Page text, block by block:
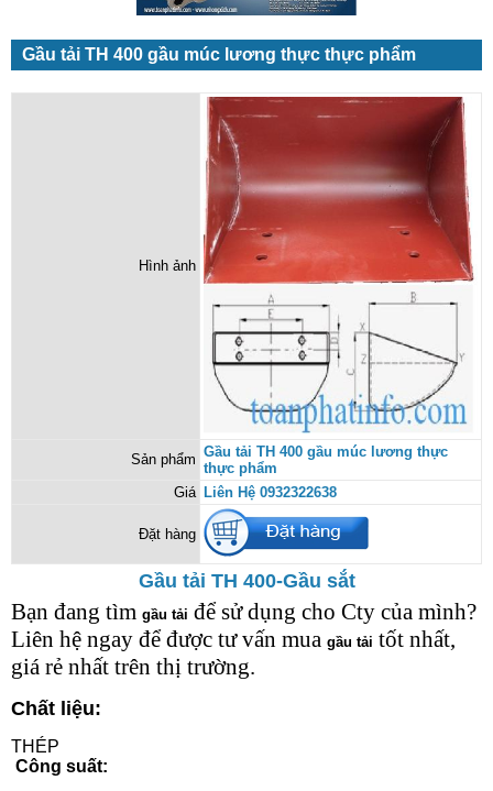
Gầu tải TH 400 gầu múc lương thực thực phẩm
Hình ảnh
Sản phẩm Gầu tải TH 400 gầu múc lương thực
thực phẩm
Giá Liên Hệ 0932322638
Đặt hàng
Gầu tải TH 400-Gầu sắt
Bạn đang tìm gầu tải để sử dụng cho Cty của mình?
Liên hệ ngay để được tư vấn mua gầu tải tốt nhất,
giá rẻ nhất trên thị trường.
Chất liệu:
THÉP
Công suất: